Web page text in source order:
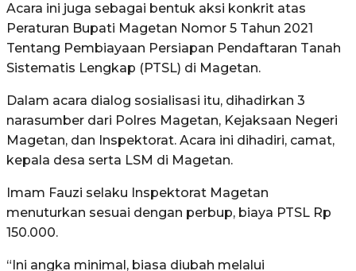
Acara ini juga sebagai bentuk aksi konkrit atas
Peraturan Bupati Magetan Nomor 5 Tahun 2021
Tentang Pembiayaan Persiapan Pendaftaran Tanah
Sistematis Lengkap (PTSL) di Magetan.
Dalam acara dialog sosialisasi itu, dihadirkan 3
narasumber dari Polres Magetan, Kejaksaan Negeri
Magetan, dan Inspektorat. Acara ini dihadiri, camat,
kepala desa serta LSM di Magetan.
Imam Fauzi selaku Inspektorat Magetan
menuturkan sesuai dengan perbup, biaya PTSL Rp
150.000.
“Ini angka minimal, biasa diubah melalui